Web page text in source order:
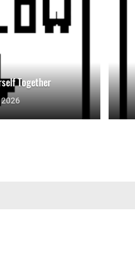
Together